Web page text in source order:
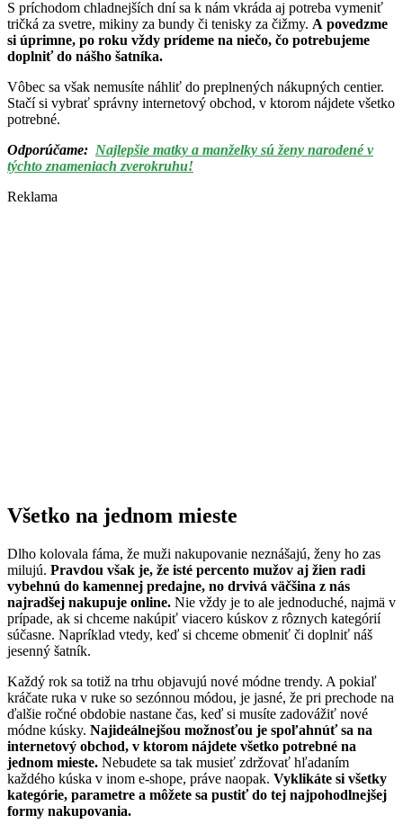
S príchodom chladnejších dní sa k nám vkráda aj potreba vymeniť
tričká za svetre, mikiny za bundy či tenisky za čižmy. A povedzme
si úprimne, po roku vždy prídeme na niečo, čo potrebujeme
doplniť do nášho šatníka.
Vôbec sa však nemusíte náhliť do preplnených nákupných centier.
Stačí si vybrať správny internetový obchod, v ktorom nájdete všetko
potrebné.
Odporúčame: Najlepšie matky a manželky sú ženy narodené v
týchto znameniach zverokruhu!
Reklama
Všetko na jednom mieste
Dlho kolovala fáma, že muži nakupovanie neznášajú, ženy ho zas
milujú. Pravdou však je, že isté percento mužov aj žien radi
vybehnú do kamennej predajne, no drvivá väčšina z nás
najradšej nakupuje online. Nie vždy je to ale jednoduché, najmä v
prípade, ak si chceme nakúpiť viacero kúskov z rôznych kategórií
súčasne. Napríklad vtedy, keď si chceme obmeniť či doplniť náš
jesenný šatník.
Každý rok sa totiž na trhu objavujú nové módne trendy. A pokiaľ
kráčate ruka v ruke so sezónnou módou, je jasné, že pri prechode na
ďalšie ročné obdobie nastane čas, keď si musíte zadovážiť nové
módne kúsky. Najideálnejšou možnosťou je spoľahnúť sa na
internetový obchod, v ktorom nájdete všetko potrebné na
jednom mieste. Nebudete sa tak musieť zdržovať hľadaním
každého kúska v inom e-shope, práve naopak. Vyklikáte si všetky
kategórie, parametre a môžete sa pustiť do tej najpohodlnejšej
formy nakupovania.